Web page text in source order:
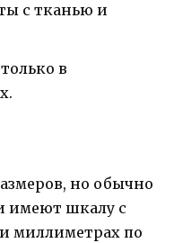
с тканью и
в
но обычно
имеют шкалу с
миллиметрах по